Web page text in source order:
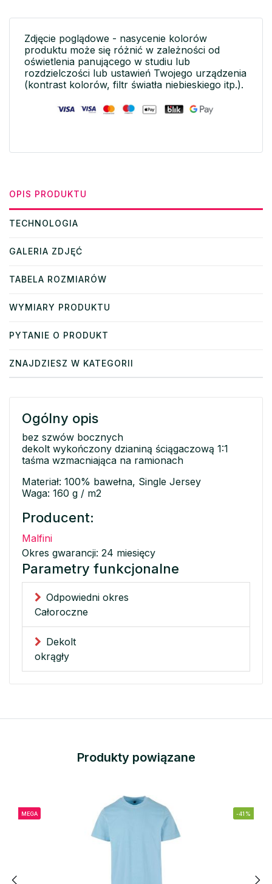
Zdjęcie poglądowe - nasycenie kolorów
produktu może się różnić w zależności od
oświetlenia panującego w studiu lub
rozdzielczości lub ustawień Twojego urządzenia
(kontrast kolorów, filtr światła niebieskiego itp.).
OPIS PRODUKTU
TECHNOLOGIA
GALERIA ZDJĘĆ
TABELA ROZMIARÓW
WYMIARY PRODUKTU
PYTANIE O PRODUKT
ZNAJDZIESZ W KATEGORII
Ogólny opis
bez szwów bocznych
dekolt wykończony dzianiną ściągaczową 1:1
taśma wzmacniająca na ramionach
Materiał: 100% bawełna, Single Jersey
Waga: 160 g / m2
Producent:
Malfini
Okres gwarancji: 24 miesięcy
Parametry funkcjonalne
Odpowiedni okres
Całoroczne
Dekolt
okrągły
Produkty powiązane
MEGA -41%